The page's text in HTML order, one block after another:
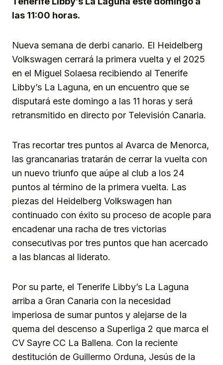
las 11:00 horas.
Nueva semana de derbi canario. El Heidelberg
Volkswagen cerrará la primera vuelta y el 2025
en el Miguel Solaesa recibiendo al Tenerife
Libby’s La Laguna, en un encuentro que se
disputará este domingo a las 11 horas y será
retransmitido en directo por Televisión Canaria.
Tras recortar tres puntos al Avarca de Menorca,
las grancanarias tratarán de cerrar la vuelta con
un nuevo triunfo que aúpe al club a los 24
puntos al término de la primera vuelta. Las
piezas del Heidelberg Volkswagen han
continuado con éxito su proceso de acople para
encadenar una racha de tres victorias
consecutivas por tres puntos que han acercado
a las blancas al liderato.
Por su parte, el Tenerife Libby’s La Laguna
arriba a Gran Canaria con la necesidad
imperiosa de sumar puntos y alejarse de la
quema del descenso a Superliga 2 que marca el
CV Sayre CC La Ballena. Con la reciente
destitución de Guillermo Orduna, Jesús de la